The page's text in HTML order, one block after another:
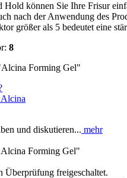
können Sie Ihre Frisur
nach der Anwendung des
größer als 5 bedeutet eine
8
Forming Gel"
und diskutieren... mehr
Forming Gel"
Überprüfung freigeschaltet.